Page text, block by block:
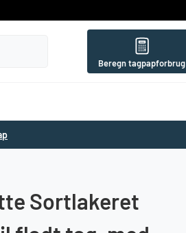
Beregn tagpapforbrug
Sortlakeret